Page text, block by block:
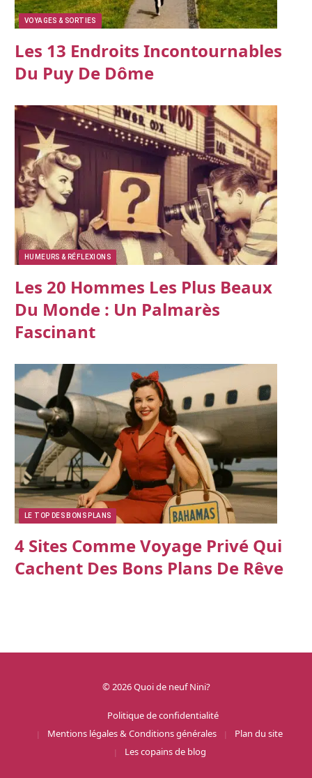
VOYAGES & SORTIES
Les 13 Endroits Incontournables
Du Puy De Dôme
HUMEURS & RÉFLEXIONS
Les 20 Hommes Les Plus Beaux
Du Monde : Un Palmarès
Fascinant
LE TOP DES BONS PLANS
4 Sites Comme Voyage Privé Qui
Cachent Des Bons Plans De Rêve
© 2026 Quoi de neuf Nini?
Politique de confidentialité
Mentions légales & Conditions générales
Plan du site
Les copains de blog